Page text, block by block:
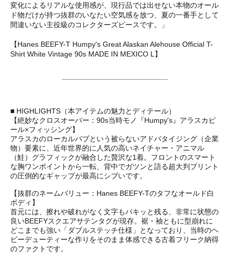
変化によるリアルな使用感が、現行品では出せない本物のオール
ド物だけが持つ抜群のいなたい空気感を放つ、夏の一番手として
間違いない主役級のコレクターズピースです。」
【Hanes BEEFY-T Humpy's Great Alaskan Alehouse Official T-
Shirt White Vintage 90s MADE IN MEXICO L】
■ HIGHLIGHTS（本アイテムの魅力とディテール）
【絶妙なクロスオーバー：90s当時モノ『Humpy's』アラスカビ
ール×フィッシング】
アラスカのローカルパブという被らないアドバタイジング（企業
物）要素に、近年世界的に人気の高いネイチャー・アニマル
（鮭）グラフィックが融合した贅沢な1着。フロントのスマート
な胸ワンポイントから一転、背中でガツンと語る超大判プリント
の圧倒的なギャップが最高にシブいです。
【抜群のネームバリュー：Hanes BEEFY-Tのタフなオールド白
ボディ】
首元には、擦れや破れがなく文字もパキッと残る、非常に状態の
良いBEEFYスクエアサテンタグが現存。裾・袖ともに型崩れに
どこまでも強い「ダブルステッチ仕様」となっており、当時のヘ
ビーデューティーな作りをそのまま体感できる古着フリーク納得
のファクトです。